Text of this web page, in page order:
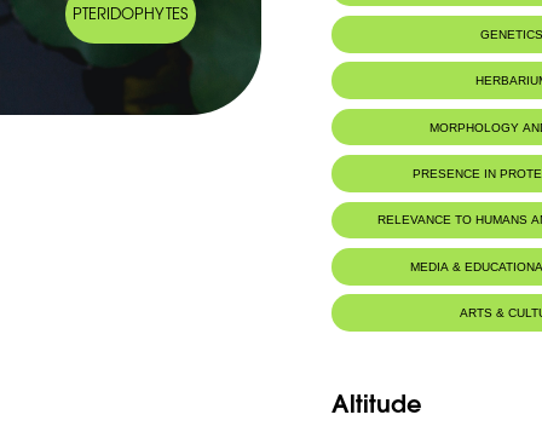
PTERIDOPHYTES
Sables et
MORPHOLOGY
Botanic Description
-Tiges couchées, ordinairement
cm. de long.
-Ocréas larges, 12-nerviées, persistantes.
large, à bords révolutés.
-Périanthe 3-4 mm. de long, à 5 sépales
-Akène trigone, 3-5 mm. de long.
PRESENCE IN
Tyre Coast Nature Reserve
RELEVANCE TO HUMANS
MEDIA &
ARTS &
Altitude